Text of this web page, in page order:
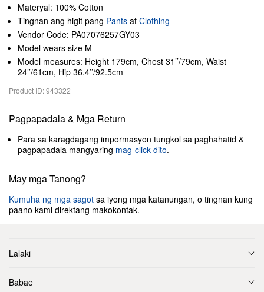
Materyal: 100% Cotton
Tingnan ang higit pang Pants at Clothing
Vendor Code: PA07076257GY03
Model wears size M
Model measures: Height 179cm, Chest 31’’/79cm, Waist
24’’/61cm, Hip 36.4’’/92.5cm
Product ID: 943322
Pagpapadala & Mga Return
Para sa karagdagang impormasyon tungkol sa paghahatid &
pagpapadala mangyaring mag-click dito.
May mga Tanong?
Kumuha ng mga sagot sa iyong mga katanungan, o tingnan kung
paano kami direktang makokontak.
Lalaki
Babae